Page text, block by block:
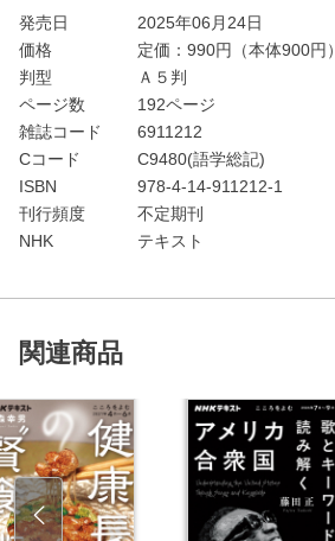
発売日
2025年06月24日
価格
定価： 990円（本体900円）
判型
Ａ５判
ページ数
192ページ
雑誌コード
6911212
Cコード
C9480(語学総記)
ISBN
978-4-14-911212-1
刊行頻度
不定期刊
NHK
テキスト
関連商品